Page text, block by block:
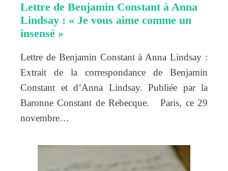
Lettre de Benjamin Constant à Anna
Lindsay : « Je vous aime comme un
insensé »
Lettre de Benjamin Constant à Anna Lindsay :
Extrait de la correspondance de Benjamin
Constant et d’Anna Lindsay. Publiée par la
Baronne Constant de Rebecque. Paris, ce 29
novembre…